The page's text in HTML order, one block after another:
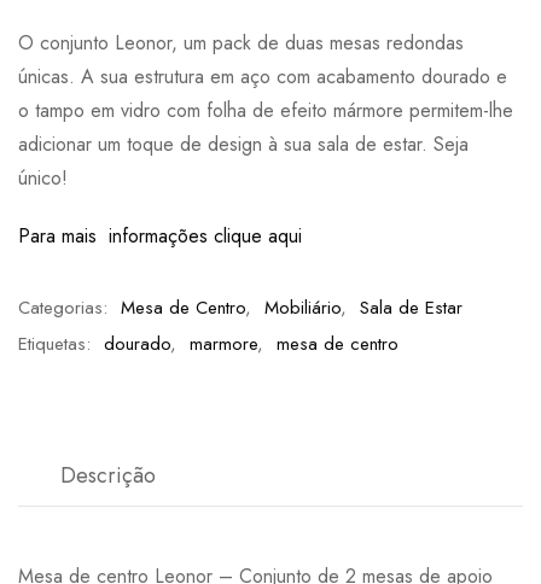
O conjunto Leonor, um pack de duas mesas redondas
únicas. A sua estrutura em aço com acabamento dourado e
o tampo em vidro com folha de efeito mármore permitem-lhe
adicionar um toque de design à sua sala de estar. Seja
único!
Para mais informações clique aqui
Categorias: Mesa de Centro, Mobiliário, Sala de Estar
Etiquetas: dourado, marmore, mesa de centro
Descrição
Mesa de centro Leonor – Conjunto de 2 mesas de apoio